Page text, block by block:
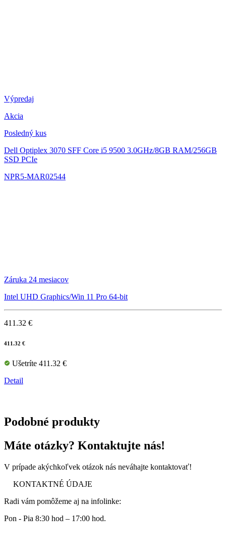
Výpredaj
Akcia
Posledný kus
Dell Optiplex 3070 SFF Core i5 9500 3.0GHz/8GB RAM/256GB
SSD PCIe
NPR5-MAR02544
Záruka 24 mesiacov
Intel UHD Graphics/Win 11 Pro 64-bit
411.32 €
411.32 €
Ušetríte 411.32 €
Detail
Podobné produkty
Máte otázky? Kontaktujte nás!
V prípade akýchkoľvek otázok nás neváhajte kontaktovať!
KONTAKTNÉ ÚDAJE
Radi vám pomôžeme aj na infolinke:
Pon - Pia 8:30 hod – 17:00 hod.